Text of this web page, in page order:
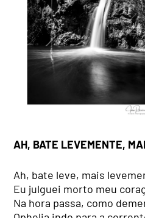
AH, BATE LEVEMENTE,
Ah, bate leve, mais
Eu julguei morto meu
Na hora passa, como